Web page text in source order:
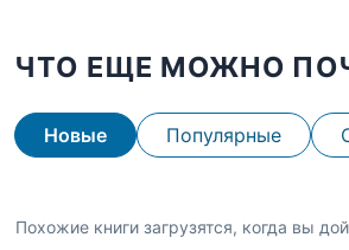
ЧТО ЕЩЕ МОЖНО
Новые Популярные
Похожие книги загрузятся, когда вы